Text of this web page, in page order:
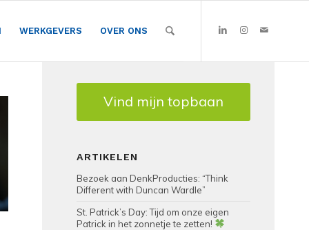
WERKGEVERS OVER ONS
Vind mijn topbaan
ARTIKELEN
Bezoek aan DenkProducties: “Think
Different with Duncan Wardle”
St. Patrick’s Day: Tijd om onze eigen
Patrick in het zonnetje te zetten!